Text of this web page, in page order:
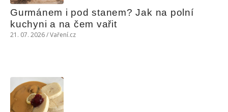
Gurmánem i pod stanem? Jak na polní
kuchyni a na čem vařit
21. 07. 2026 / Vaření.cz